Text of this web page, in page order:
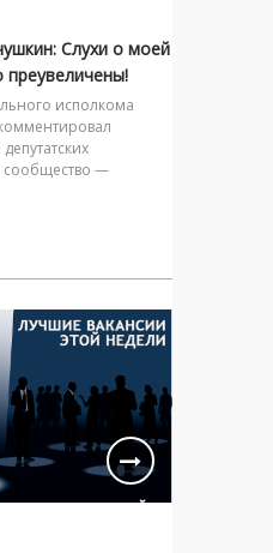
Слухи о моей
преувеличены!
исполкома
—